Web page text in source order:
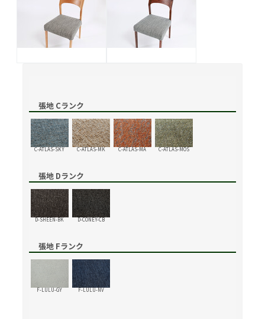
張地 Cランク
C-ATLAS-SKY C-ATLAS-MK C-ATLAS-MA C-ATLAS-MOS
張地 Dランク
D-SHEEN-BK D-CONEY-CB
張地 Fランク
F-LULU-GY F-LULU-NV